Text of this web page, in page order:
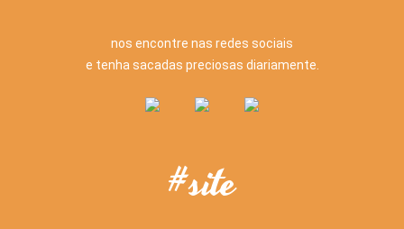
nos encontre nas redes sociais
e tenha sacadas preciosas diariamente.
#site